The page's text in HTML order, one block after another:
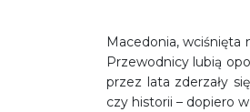
Macedonia, wciśnięta
Przewodnicy lubią
przez lata zderzały
czy historii – dopiero